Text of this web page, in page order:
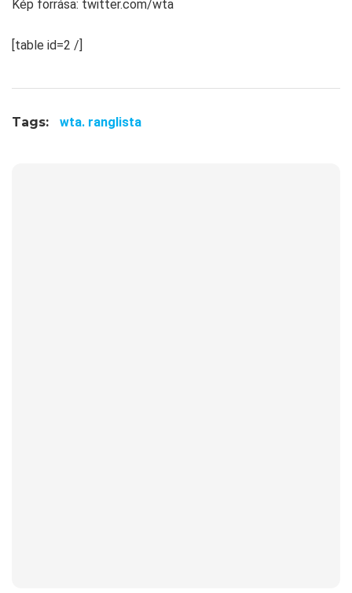
Kép forrása: twitter.com/wta
[table id=2 /]
Tags: wta. ranglista